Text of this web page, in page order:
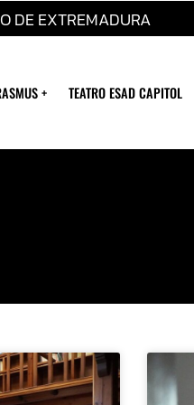
DE EXTREMADURA
+ TEATRO ESAD CAPITOL